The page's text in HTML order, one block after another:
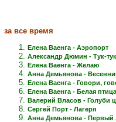
за все время
Елена Ваенга - Аэропорт
Александр Дюмин - Тук-
Елена Ваенга - Желаю
Анна Демьянова -
Елена Ваенга - Говори,
Елена Ваенга - Белая птица
Валерий Власов - Голуби
Сергей Порт - Лагеря
Анна Демьянова - Первый